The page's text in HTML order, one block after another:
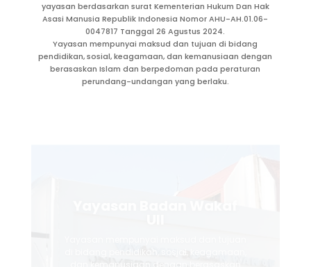
yayasan berdasarkan surat Kementerian Hukum Dan Hak
Asasi Manusia Republik Indonesia Nomor AHU-AH.01.06-
0047817 Tanggal 26 Agustus 2024.
Yayasan mempunyai maksud dan tujuan di bidang
pendidikan, sosial, keagamaan, dan kemanusiaan dengan
berasaskan Islam dan berpedoman pada peraturan
perundang-undangan yang berlaku.